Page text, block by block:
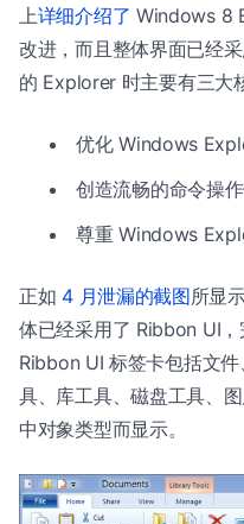
上详细介绍了 Windows 8
改进，而且整体界面已经
的 Explorer 时主要有三大
优化 Windows
创造流畅的命令操
尊重 Windows
正如 4 月泄漏的截图所显
体已经采用了 Ribbon UI
Ribbon UI 标签卡包括文
具、库工具、磁盘工具、
中对象类型而显示。